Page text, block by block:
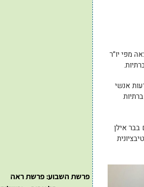
מפי יו”ר
אנשי
אילן
ומוטיבציונית
פרשת השבוע: פרשת ראה